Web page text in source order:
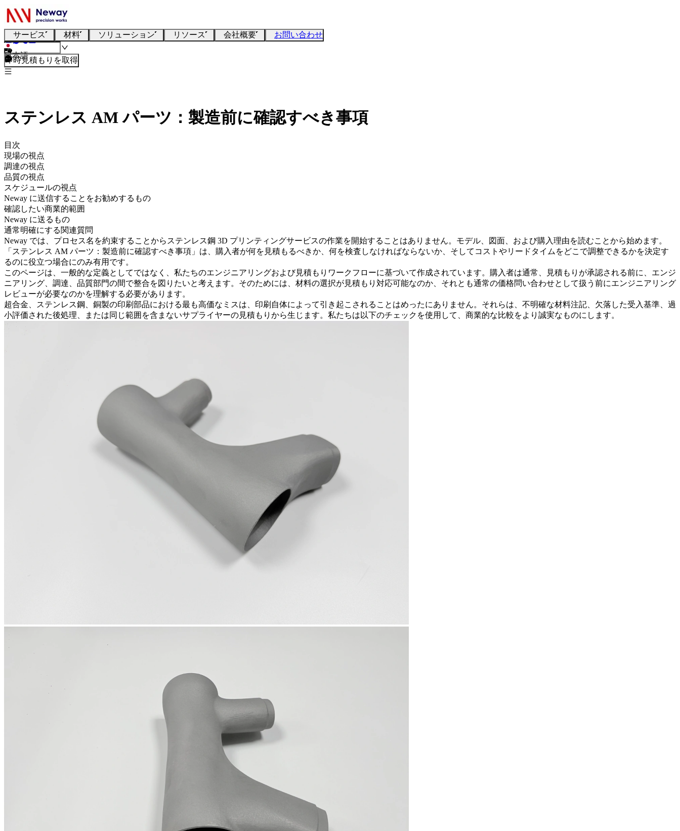
サービス 材料 ソリューション リソース 会社概要 お問い合わせ
日本語
即時見積もりを取得
ステンレス AM パーツ：製造前に確認すべき事項
目次
現場の視点
調達の視点
品質の視点
スケジュールの視点
Neway に送信することをお勧めするもの
確認したい商業的範囲
Neway に送るもの
通常明確にする関連質問
Neway では、プロセス名を約束することから ステンレス鋼 3D プリンティングサービスの作業を開始することはありません。モデル、図面、および購入理由を読むことから始めます。
「ステンレス AM パーツ：製造前に確認すべき事項」は、購入者が何を見積もるべきか、何を検査しなければならないか、そしてコストやリードタイムをどこで調整できるかを決定す
るのに役立つ場合にのみ有用です。
このページは、一般的な定義としてではなく、私たちのエンジニアリングおよび見積もりワークフローに基づいて作成されています。購入者は通常、見積もりが承認される前に、エンジ
ニアリング、調達、品質部門の間で整合を図りたいと考えます。そのためには、材料の選択が見積もり対応可能なのか、それとも通常の価格問い合わせとして扱う前にエンジニアリング
レビューが必要なのかを理解する必要があります。
超合金、ステンレス鋼、銅製の印刷部品における最も高価なミスは、印刷自体によって引き起こされることはめったにありません。それらは、不明確な材料注記、欠落した受入基準、過
小評価された後処理、または同じ範囲を含まないサプライヤーの見積もりから生じます。私たちは以下のチェックを使用して、商業的な比較をより誠実なものにします。